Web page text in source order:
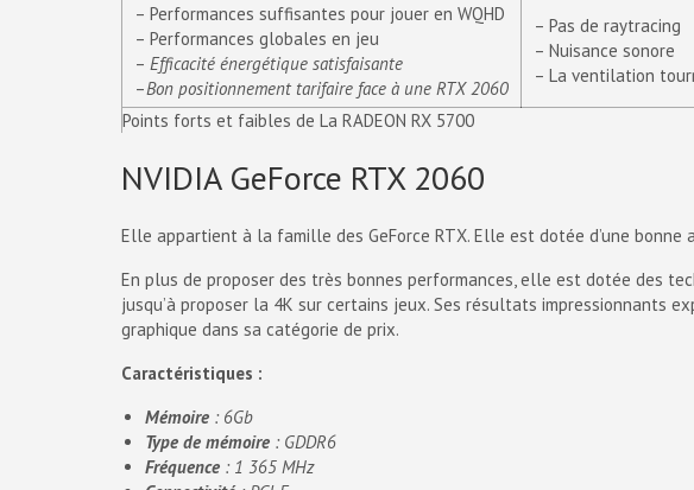
– Performances suffisantes pour jouer en WQHD
– Performances globales en jeu
– Efficacité énergétique satisfaisante
–Bon positionnement tarifaire face à une RTX 2060
– Pas de raytracing
– Nuisance sonore
– La ventilation
Points forts et faibles de La RADEON RX 5700
NVIDIA GeForce RTX 2060
Elle appartient à la famille des GeForce RTX. Elle est dotée d’une
En plus de proposer des très bonnes performances, elle est dotée des
jusqu’à proposer la 4K sur certains jeux. Ses résultats impressionnants
graphique dans sa catégorie de prix.
Caractéristiques :
Mémoire : 6Gb
Type de mémoire : GDDR6
Fréquence : 1 365 MHz